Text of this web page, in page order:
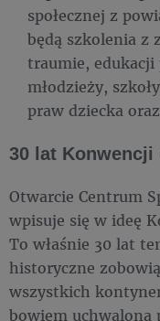
społecznej z
będą szkolenia z
traumie, edukacji
młodzieży,
praw dziecka
30 lat Konwencji
Otwarcie Centrum
wpisuje się w ideę
To właśnie 30 lat
historyczne
wszystkich
bowiem uchwalona